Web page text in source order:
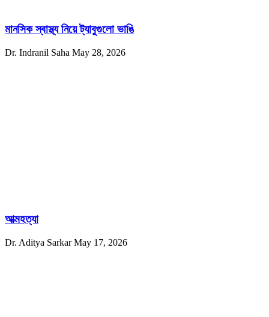
মানসিক স্বাস্থ্য নিয়ে ট্যাবুগুলো ভাঙি
Dr. Indranil Saha May 28, 2026
আত্মহত্যা
Dr. Aditya SarkarMay 17, 2026